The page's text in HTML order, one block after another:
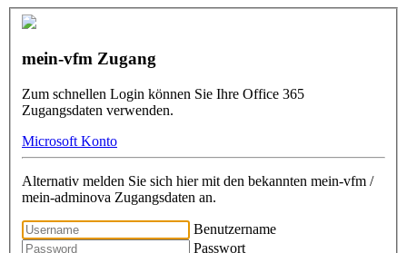
mein-vfm Zugang
Zum schnellen Login können Sie Ihre Office 365
Zugangsdaten verwenden.
Microsoft Konto
Alternativ melden Sie sich hier mit den bekannten mein-vfm /
mein-adminova Zugangsdaten an.
Benutzername
Passwort